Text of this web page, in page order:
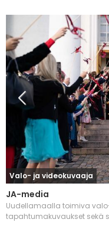
Valo- ja videokuvaaja
JA-media
Uudellamaalla toimiva
tapahtumakuvaukset sekä